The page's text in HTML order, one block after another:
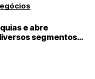
e abre
segmentos